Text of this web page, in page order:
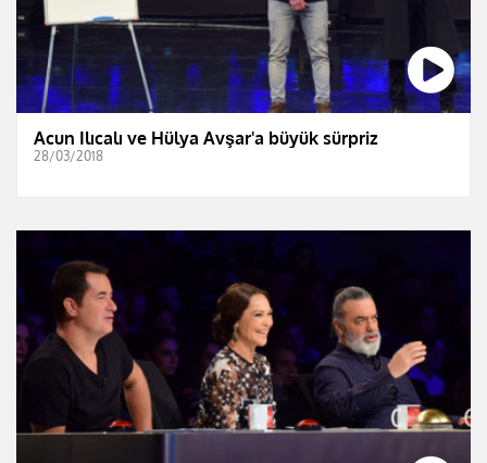
Acun Ilıcalı ve Hülya Avşar'a büyük sürpriz
28/03/2018